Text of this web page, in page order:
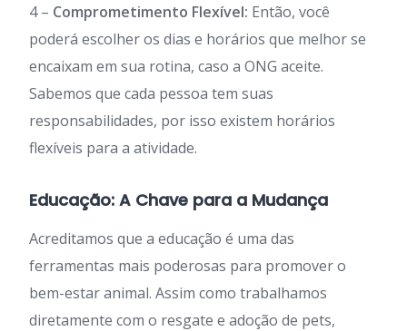
4 – Comprometimento Flexível: Então, você
poderá escolher os dias e horários que melhor se
encaixam em sua rotina, caso a ONG aceite.
Sabemos que cada pessoa tem suas
responsabilidades, por isso existem horários
flexíveis para a atividade.
Educação: A Chave para a Mudança
Acreditamos que a educação é uma das
ferramentas mais poderosas para promover o
bem-estar animal. Assim como trabalhamos
diretamente com o resgate e adoção de pets,